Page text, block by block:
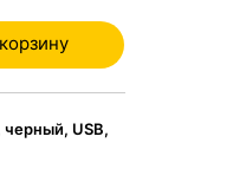
корзине
USB,